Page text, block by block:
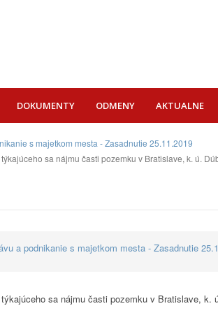
DOKUMENTY ODMENY AKTUALNE
s majetkom mesta - Zasadnutie 25.11.2019
sa nájmu časti pozemku v Bratislave, k. ú.
a podnikanie s majetkom mesta - Zasadnutie
sa nájmu časti pozemku v Bratislave,